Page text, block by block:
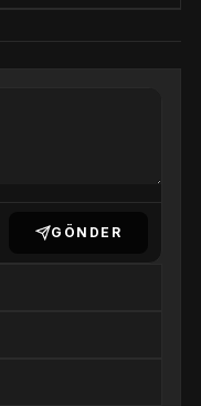
GÖNDER